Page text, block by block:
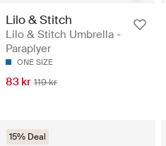
Lilo & Stitch
Lilo & Stitch Umbrella -
Paraplyer
ONE SIZE
83 kr 119 kr
15% Deal